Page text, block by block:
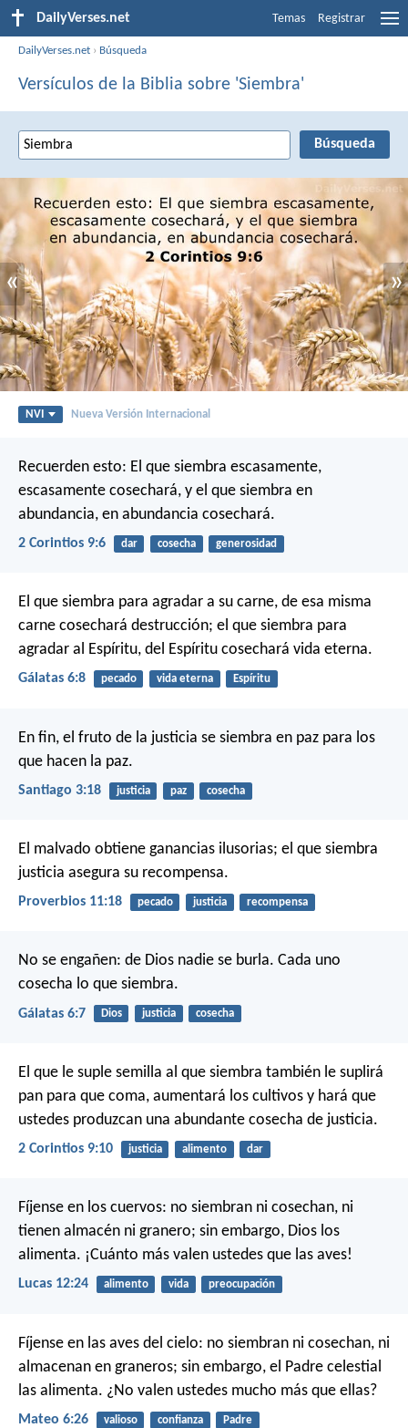
DailyVerses.net Temas Registrar
DailyVerses.net › Búsqueda
Versículos de la Biblia sobre 'Siembra'
« »
NVI Nueva Versión Internacional
Recuerden esto: El que siembra escasamente,
escasamente cosechará, y el que siembra en
abundancia, en abundancia cosechará.
2 Corintios 9:6 dar cosecha generosidad
El que siembra para agradar a su carne, de esa misma
carne cosechará destrucción; el que siembra para
agradar al Espíritu, del Espíritu cosechará vida eterna.
Gálatas 6:8 pecado vida eterna Espíritu
En fin, el fruto de la justicia se siembra en paz para los
que hacen la paz.
Santiago 3:18 justicia paz cosecha
El malvado obtiene ganancias ilusorias; el que siembra
justicia asegura su recompensa.
Proverbios 11:18 pecado justicia recompensa
No se engañen: de Dios nadie se burla. Cada uno
cosecha lo que siembra.
Gálatas 6:7 Dios justicia cosecha
El que le suple semilla al que siembra también le suplirá
pan para que coma, aumentará los cultivos y hará que
ustedes produzcan una abundante cosecha de justicia.
2 Corintios 9:10 justicia alimento dar
Fíjense en los cuervos: no siembran ni cosechan, ni
tienen almacén ni granero; sin embargo, Dios los
alimenta. ¡Cuánto más valen ustedes que las aves!
Lucas 12:24 alimento vida preocupación
Fíjense en las aves del cielo: no siembran ni cosechan, ni
almacenan en graneros; sin embargo, el Padre celestial
las alimenta. ¿No valen ustedes mucho más que ellas?
Mateo 6:26 valioso confianza Padre